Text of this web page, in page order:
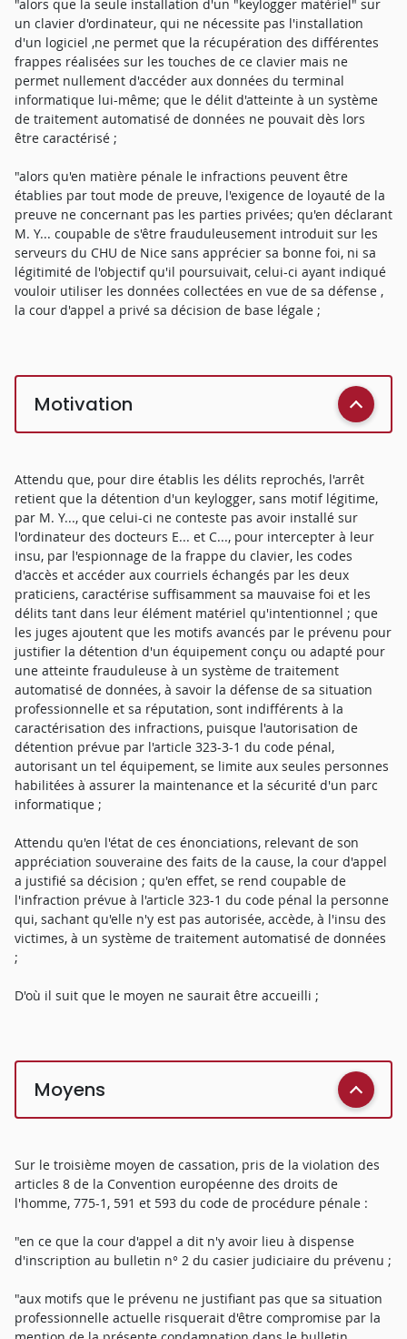
"alors que la seule installation d'un "keylogger matériel" sur
un clavier d'ordinateur, qui ne nécessite pas l'installation
d'un logiciel ,ne permet que la récupération des différentes
frappes réalisées sur les touches de ce clavier mais ne
permet nullement d'accéder aux données du terminal
informatique lui-même; que le délit d'atteinte à un système
de traitement automatisé de données ne pouvait dès lors
être caractérisé ;
"alors qu'en matière pénale le infractions peuvent être
établies par tout mode de preuve, l'exigence de loyauté de la
preuve ne concernant pas les parties privées; qu'en déclarant
M. Y... coupable de s'être frauduleusement introduit sur les
serveurs du CHU de Nice sans apprécier sa bonne foi, ni sa
légitimité de l'objectif qu'il poursuivait, celui-ci ayant indiqué
vouloir utiliser les données collectées en vue de sa défense ,
la cour d'appel a privé sa décision de base légale ;
Motivation
Attendu que, pour dire établis les délits reprochés, l'arrêt
retient que la détention d'un keylogger, sans motif légitime,
par M. Y..., que celui-ci ne conteste pas avoir installé sur
l'ordinateur des docteurs E... et C..., pour intercepter à leur
insu, par l'espionnage de la frappe du clavier, les codes
d'accès et accéder aux courriels échangés par les deux
praticiens, caractérise suffisamment sa mauvaise foi et les
délits tant dans leur élément matériel qu'intentionnel ; que
les juges ajoutent que les motifs avancés par le prévenu pour
justifier la détention d'un équipement conçu ou adapté pour
une atteinte frauduleuse à un système de traitement
automatisé de données, à savoir la défense de sa situation
professionnelle et sa réputation, sont indifférents à la
caractérisation des infractions, puisque l'autorisation de
détention prévue par l'article 323-3-1 du code pénal,
autorisant un tel équipement, se limite aux seules personnes
habilitées à assurer la maintenance et la sécurité d'un parc
informatique ;
Attendu qu'en l'état de ces énonciations, relevant de son
appréciation souveraine des faits de la cause, la cour d'appel
a justifié sa décision ; qu'en effet, se rend coupable de
l'infraction prévue à l'article 323-1 du code pénal la personne
qui, sachant qu'elle n'y est pas autorisée, accède, à l'insu des
victimes, à un système de traitement automatisé de données
;
D'où il suit que le moyen ne saurait être accueilli ;
Moyens
Sur le troisième moyen de cassation, pris de la violation des
articles 8 de la Convention européenne des droits de
l'homme, 775-1, 591 et 593 du code de procédure pénale :
"en ce que la cour d'appel a dit n'y avoir lieu à dispense
d'inscription au bulletin n° 2 du casier judiciaire du prévenu ;
"aux motifs que le prévenu ne justifiant pas que sa situation
professionnelle actuelle risquerait d'être compromise par la